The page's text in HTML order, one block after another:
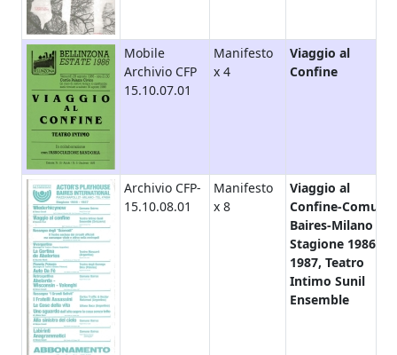
Mobile
Archivio CFP
15.10.07.01
Manifesto
x 4
Viaggio al
Confine
Archivio CFP-
15.10.08.01
Manifesto
x 8
Viaggio al
Confine-Comuna
Baires-Milano /
Stagione 1986-
1987, Teatro
Intimo Sunil
Ensemble